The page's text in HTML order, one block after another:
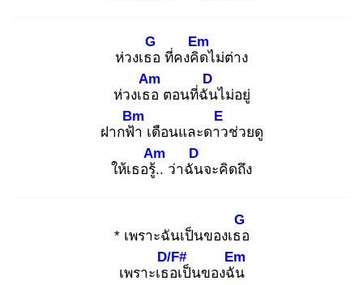
ห่วงเธอ
G
ที่คงคิด
Em
ไม่ต่าง
ห่วงเธอ
Am
ตอนที่ฉัน
D
ไม่อยู่
ฝากฟ้า
Bm
เดือนและดาว
E
ช่วยดู
ให้เธอรู้..
Am
ว่าฉัน
D
จะคิดถึง
* เพราะฉันเป็นของเธอ
G
เพราะเธอ
D/F#
เป็นของฉัน
Em